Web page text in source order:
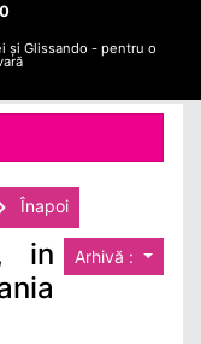
și Glissando - pentru o
Înapoi
Arhivă :
in